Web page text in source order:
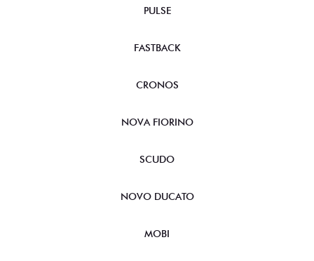
PULSE
FASTBACK
CRONOS
NOVA FIORINO
SCUDO
NOVO DUCATO
MOBI